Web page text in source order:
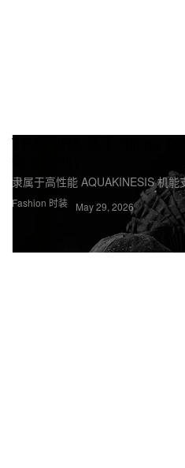
Fashion 时装
TEATORA 携手 Kijima
新品系列
隶属于高性能 AQUAKINESIS 机能
May 29, 2026